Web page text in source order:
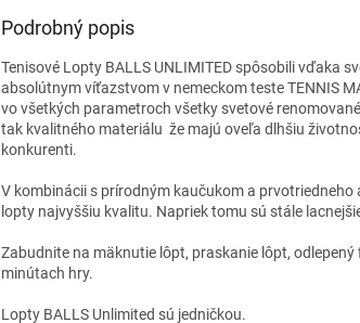
Podrobný popis
Tenisové Lopty BALLS UNLIMITED spôsobili vďaka
absolútnym víťazstvom v nemeckom teste TENNIS
vo všetkých parametroch všetky svetové
tak kvalitného materiálu že majú oveľa dlhšiu
konkurenti.
V kombinácii s prírodným kaučukom a
lopty najvyššiu kvalitu. Napriek tomu sú stále
Zabudnite na mäknutie lôpt, praskanie lôpt,
minútach hry.
Lopty BALLS Unlimited sú jedničkou.